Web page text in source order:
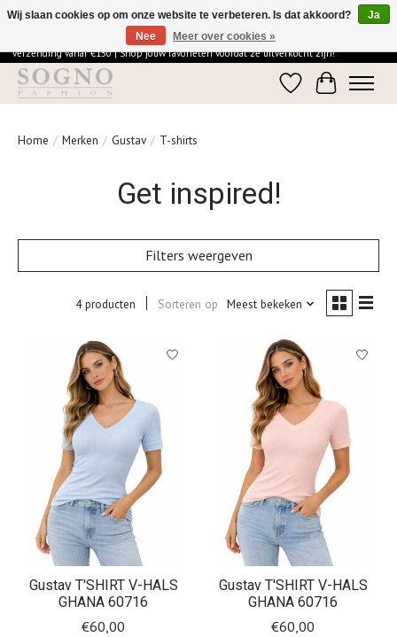
Ontdek de elegantie van SOGNO Fashion | Vandaag besteld = morgen in huis | Gratis
verzending vanaf €150 | Shop jouw favorieten voordat ze uitverkocht zijn!
Verlanglijst
Home / Merken / Gustav / T-shirts
Get inspired!
Filters weergeven
4 producten Sorteren op Meest bekeken
Gustav T'SHIRT V-HALS
GHANA 60716
€60,00
Gustav T'SHIRT V-HALS
GHANA 60716
€60,00
Wij slaan cookies op om onze website te verbeteren. Is dat akkoord?
Ja
Nee
Meer over cookies »